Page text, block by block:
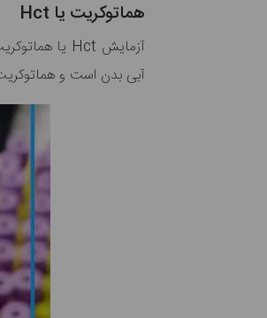
هماتوکریت یا Hct
آزمایش Hct یا هماتوکریت روشی برای سنجش میزان فضایی است که گلبول‌های قرمز خون در خون اشغال کرده‌اند. بالا بودن سطح
آبی بدن است و